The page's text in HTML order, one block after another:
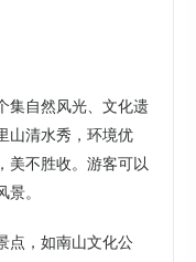
集自然风光、文化遗
山清水秀，环境优
美不胜收。游客可以
。
点，如南山文化公